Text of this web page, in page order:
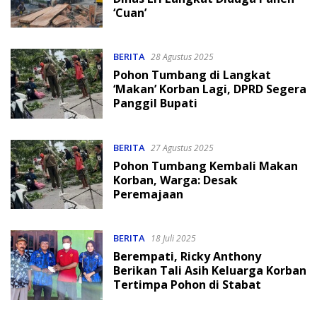
‘Cuan’
BERITA 28 Agustus 2025
Pohon Tumbang di Langkat
‘Makan’ Korban Lagi, DPRD Segera
Panggil Bupati
BERITA 27 Agustus 2025
Pohon Tumbang Kembali Makan
Korban, Warga: Desak
Peremajaan
BERITA 18 Juli 2025
Berempati, Ricky Anthony
Berikan Tali Asih Keluarga Korban
Tertimpa Pohon di Stabat